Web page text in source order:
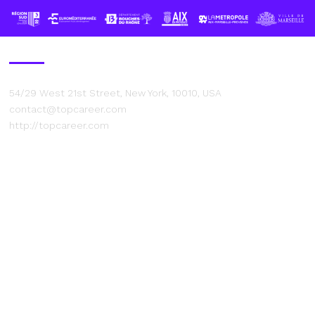
54/29 West 21st Street, New York, 10010, USA
contact@topcareer.com
http://topcareer.com